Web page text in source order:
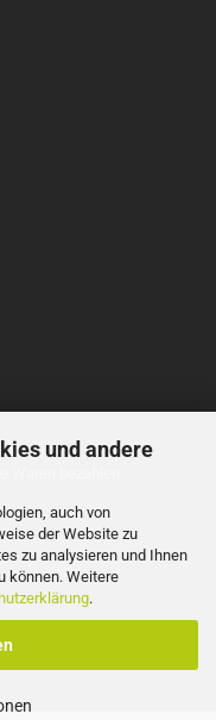
und andere
auch von
der Website zu
zu analysieren und Ihnen
können. Weitere
.
bezahlen